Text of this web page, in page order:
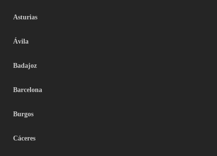
Asturias
Ávila
Badajoz
Barcelona
Burgos
Cáceres